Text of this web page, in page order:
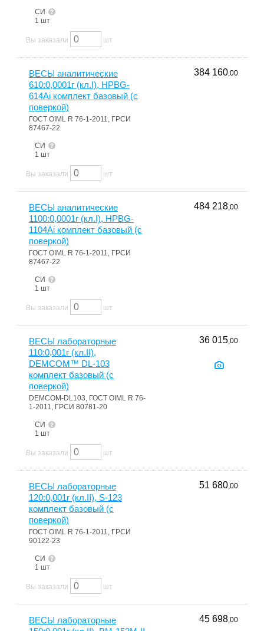
СИ
1 шт
Вы заказали шт
ВЕСЫ аналитические
610:0,0001г (кл.I), HPBG-
614Ai комплект базовый (с
поверкой)
ГОСТ OIML R 76-1-2011, ГРСИ
87467-22
СИ
1 шт
384 160,00
Вы заказали шт
ВЕСЫ аналитические
1100:0,0001г (кл.I), HPBG-
1104Ai комплект базовый (с
поверкой)
ГОСТ OIML R 76-1-2011, ГРСИ
87467-22
СИ
1 шт
484 218,00
Вы заказали шт
ВЕСЫ лабораторные
110:0,001г (кл.II),
DEMCOM™ DL-103
комплект базовый (с
поверкой)
DEMCOM-DL103, ГОСТ OIML R 76-
1-2011, ГРСИ 80781-20
СИ
1 шт
36 015,00
Вы заказали шт
ВЕСЫ лабораторные
120:0,001г (кл.II), S-123
комплект базовый (с
поверкой)
ГОСТ OIML R 76-1-2011, ГРСИ
90122-23
СИ
1 шт
51 680,00
Вы заказали шт
ВЕСЫ лабораторные
45 698,00